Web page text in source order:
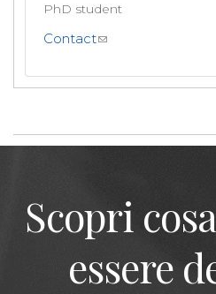
PhD student
Contact
Scopri
essere